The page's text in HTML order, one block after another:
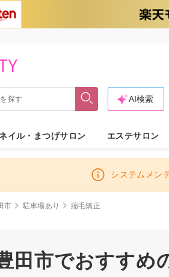
AI検索
イル・まつげサロン エステサロン
システムメン
市 駐車場あり 縮毛矯正
田市でおすすめ